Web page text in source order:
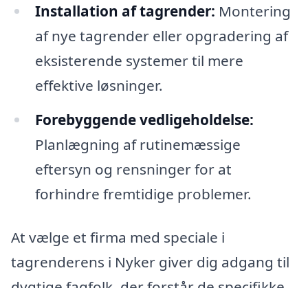
Installation af tagrender: Montering
af nye tagrender eller opgradering af
eksisterende systemer til mere
effektive løsninger.
Forebyggende vedligeholdelse:
Planlægning af rutinemæssige
eftersyn og rensninger for at
forhindre fremtidige problemer.
At vælge et firma med speciale i
tagrenderens i Nyker giver dig adgang til